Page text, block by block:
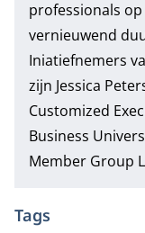
professionals
vernieuwend
Iniatiefnemers
zijn Jessica
Customized
Business
Member Group
Tags